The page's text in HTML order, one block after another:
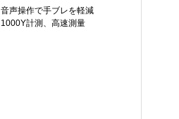
音声操作で手ブレを軽減
1000Y計測、高速測量